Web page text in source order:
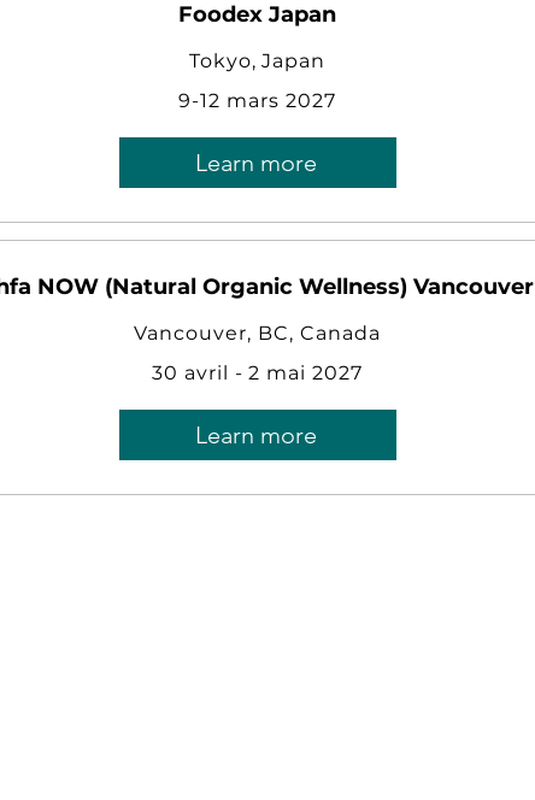
Foodex Japan
Tokyo, Japan
9-12 mars 2027
Learn more
NOW (Natural Organic Wellness) Vancouver
Vancouver, BC, Canada
30 avril - 2 mai 2027
Learn more